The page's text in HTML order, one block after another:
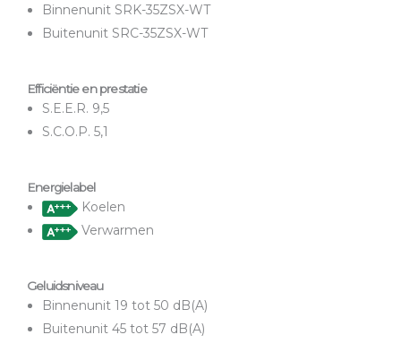
Binnenunit SRK-35ZSX-WT
Buitenunit SRC-35ZSX-WT
Efficiëntie en prestatie
S.E.E.R. 9,5
S.C.O.P. 5,1
Energielabel
Koelen
Verwarmen
Geluidsniveau
Binnenunit 19 tot 50 dB(A)
Buitenunit 45 tot 57 dB(A)